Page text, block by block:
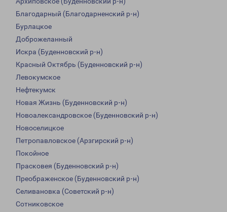
Благодарный (Благодарненский р-н)
Бурлацкое
Доброжеланный
Искра (Буденновский р-н)
Красный Октябрь (Буденновский р-н)
Левокумское
Нефтекумск
Новая Жизнь (Буденновский р-н)
Новоалександровское (Буденновский р-н)
Новоселицкое
Петропавловское (Арзгирский р-н)
Покойное
Прасковея (Буденновский р-н)
Преображенское (Буденновский р-н)
Селивановка (Советский р-н)
Сотниковское